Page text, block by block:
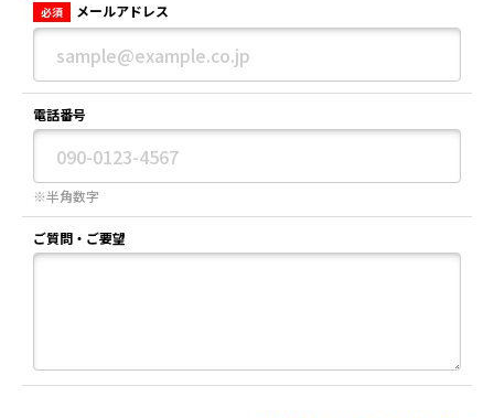
必須 メールアドレス
電話番号
※半角数字
ご質問・ご要望